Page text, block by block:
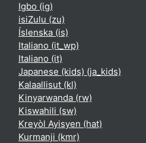
Igbo ‎(ig)‎
isiZulu ‎(zu)‎
Íslenska ‎(is)‎
Italiano ‎(it_wp)‎
Italiano ‎(it)‎
Japanese (kids) ‎(ja_kids)‎
Kalaallisut ‎(kl)‎
Kinyarwanda ‎(rw)‎
Kiswahili ‎(sw)‎
Kreyòl Ayisyen ‎(hat)‎
Kurmanji ‎(kmr)‎